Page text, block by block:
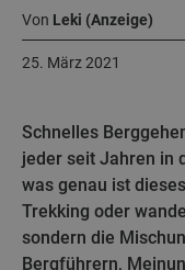
Von Leki (Anzeige)
25. März 2021
Schnelles
jeder seit Jahren in
was genau ist
Trekking oder
sondern die
Bergführern,